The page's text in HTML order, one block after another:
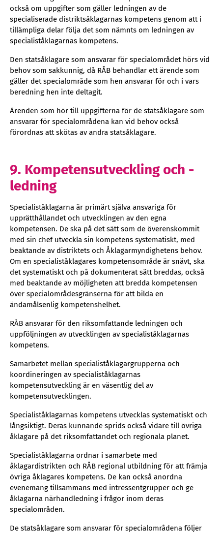
också om uppgifter som gäller ledningen av de
specialiserade distriktsåklagarnas kompetens genom att i
tillämpliga delar följa det som nämnts om ledningen av
specialiståklagarnas kompetens.
Den statsåklagare som ansvarar för specialområdet hörs vid
behov som sakkunnig, då RÅB behandlar ett ärende som
gäller det specialområde som hen ansvarar för och i vars
beredning hen inte deltagit.
Ärenden som hör till uppgifterna för de statsåklagare som
ansvarar för specialområdena kan vid behov också
förordnas att skötas av andra statsåklagare.
9. Kompetensutveckling och -
ledning
Specialiståklagarna är primärt själva ansvariga för
upprätthållandet och utvecklingen av den egna
kompetensen. De ska på det sätt som de överenskommit
med sin chef utveckla sin kompetens systematiskt, med
beaktande av distriktets och Åklagarmyndighetens behov.
Om en specialiståklagares kompetensområde är snävt, ska
det systematiskt och på dokumenterat sätt breddas, också
med beaktande av möjligheten att bredda kompetensen
över specialområdesgränserna för att bilda en
ändamålsenlig kompetenshelhet.
RÅB ansvarar för den riksomfattande ledningen och
uppföljningen av utvecklingen av specialiståklagarnas
kompetens.
Samarbetet mellan specialiståklagargrupperna och
koordineringen av specialiståklagarnas
kompetensutveckling är en väsentlig del av
kompetensutvecklingen.
Specialiståklagarnas kompetens utvecklas systematiskt och
långsiktigt. Deras kunnande sprids också vidare till övriga
åklagare på det riksomfattandet och regionala planet.
Specialiståklagarna ordnar i samarbete med
åklagardistrikten och RÅB regional utbildning för att främja
övriga åklagares kompetens. De kan också anordna
evenemang tillsammans med intressentgrupper och ge
åklagarna närhandledning i frågor inom deras
specialområden.
De statsåklagare som ansvarar för specialområdena följer